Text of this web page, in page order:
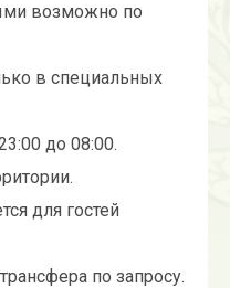
возможно по
в специальных
до 08:00.
для гостей
по запросу.